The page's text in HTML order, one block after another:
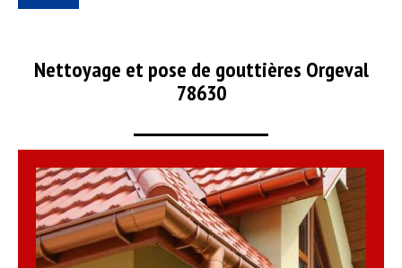
Nettoyage et pose de gouttières Orgeval
78630